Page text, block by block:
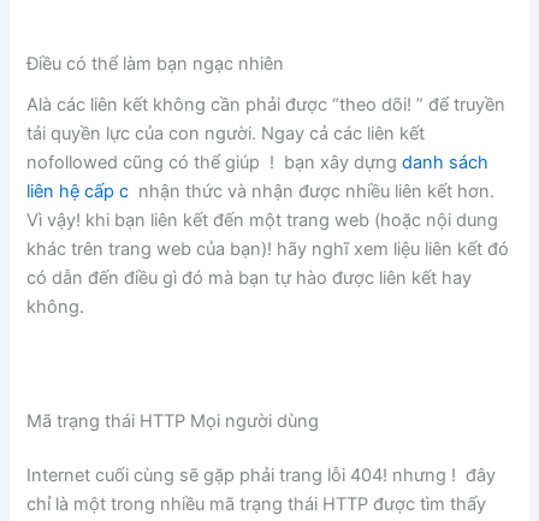
Điều có thể làm bạn ngạc nhiên
Alà các liên kết không cần phải được “theo dõi! ” để truyền
tải quyền lực của con người. Ngay cả các liên kết
nofollowed cũng có thể giúp ! bạn xây dựngdanh sách
liên hệ cấp c nhận thức và nhận được nhiều liên kết hơn.
Vì vậy! khi bạn liên kết đến một trang web (hoặc nội dung
khác trên trang web của bạn)! hãy nghĩ xem liệu liên kết đó
có dẫn đến điều gì đó mà bạn tự hào được liên kết hay
không.
Mã trạng thái HTTP Mọi người dùng
Internet cuối cùng sẽ gặp phải trang lỗi 404! nhưng ! đây
chỉ là một trong nhiều mã trạng thái HTTP được tìm thấy